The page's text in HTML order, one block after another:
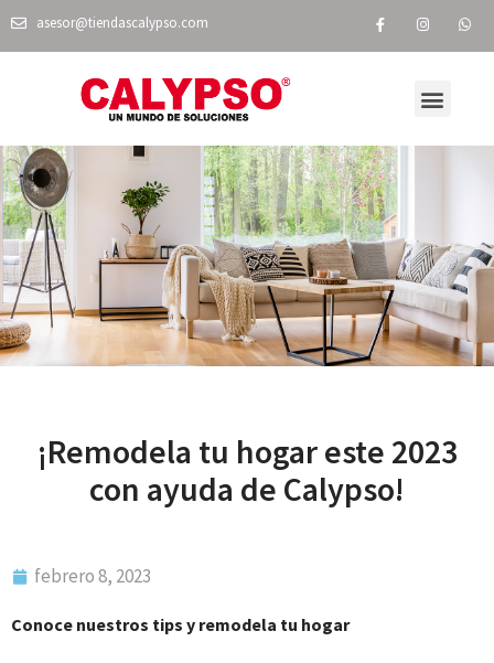
asesor@tiendascalypso.com
¡Remodela tu hogar este 2023
con ayuda de Calypso!
febrero 8, 2023
Conoce nuestros tips y remodela tu hogar